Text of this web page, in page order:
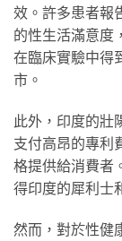
效。許多患者報
的性生活滿意度
在臨床實驗中得
市。
此外，印度的壯
支付高昂的專利
格提供給消費者
得印度的犀利士
然而，對於性健